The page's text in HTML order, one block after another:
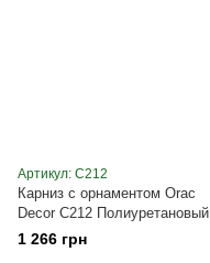
Артикул: C212
Карниз с орнаментом Orac
Decor C212 Полиуретановый
1 266 грн